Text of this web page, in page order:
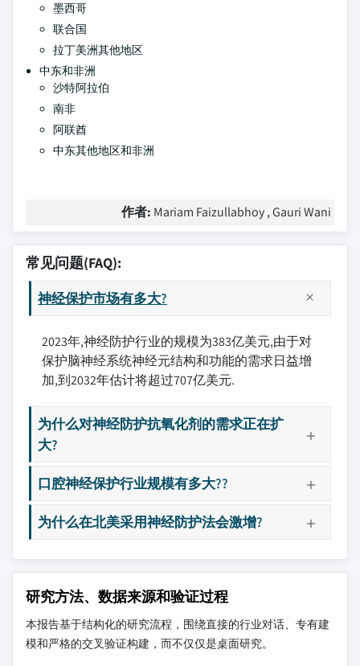
墨西哥
联合国
拉丁美洲其他地区
中东和非洲
沙特阿拉伯
南非
阿联酋
中东其他地区和非洲
作者: Mariam Faizullabhoy , Gauri Wani
常见问题(FAQ):
神经保护市场有多大?
2023年,神经防护行业的规模为383亿美元,由于对
保护脑神经系统神经元结构和功能的需求日益增
加,到2032年估计将超过707亿美元.
为什么对神经防护抗氧化剂的需求正在扩
大?
口腔神经保护行业规模有多大??
为什么在北美采用神经防护法会激增?
研究方法、数据来源和验证过程
本报告基于结构化的研究流程，围绕直接的行业对话、专有建
模和严格的交叉验证构建，而不仅仅是桌面研究。